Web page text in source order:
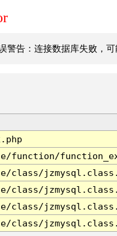
警告：连接数据库失败，
function/
class/
class/
class/
class/